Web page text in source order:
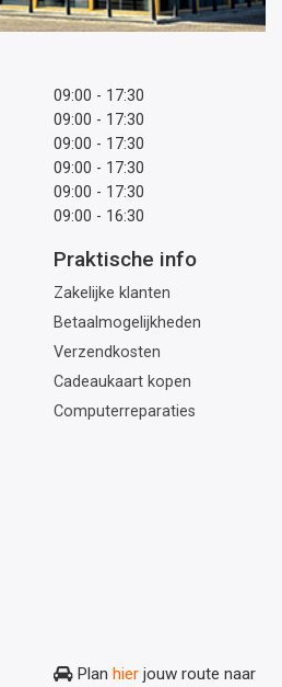
09:00 - 17:30
09:00 - 17:30
09:00 - 17:30
09:00 - 17:30
09:00 - 17:30
09:00 - 16:30
Praktische info
Zakelijke klanten
Betaalmogelijkheden
Verzendkosten
Cadeaukaart kopen
Computerreparaties
Plan hier jouw route naar